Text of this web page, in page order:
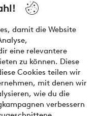
damit die Website
eine relevantere
zu können. Diese
Cookies teilen wir
mit denen wir
wie du die
verbessern
finding your next look
here.
oder aufteilen
unsere